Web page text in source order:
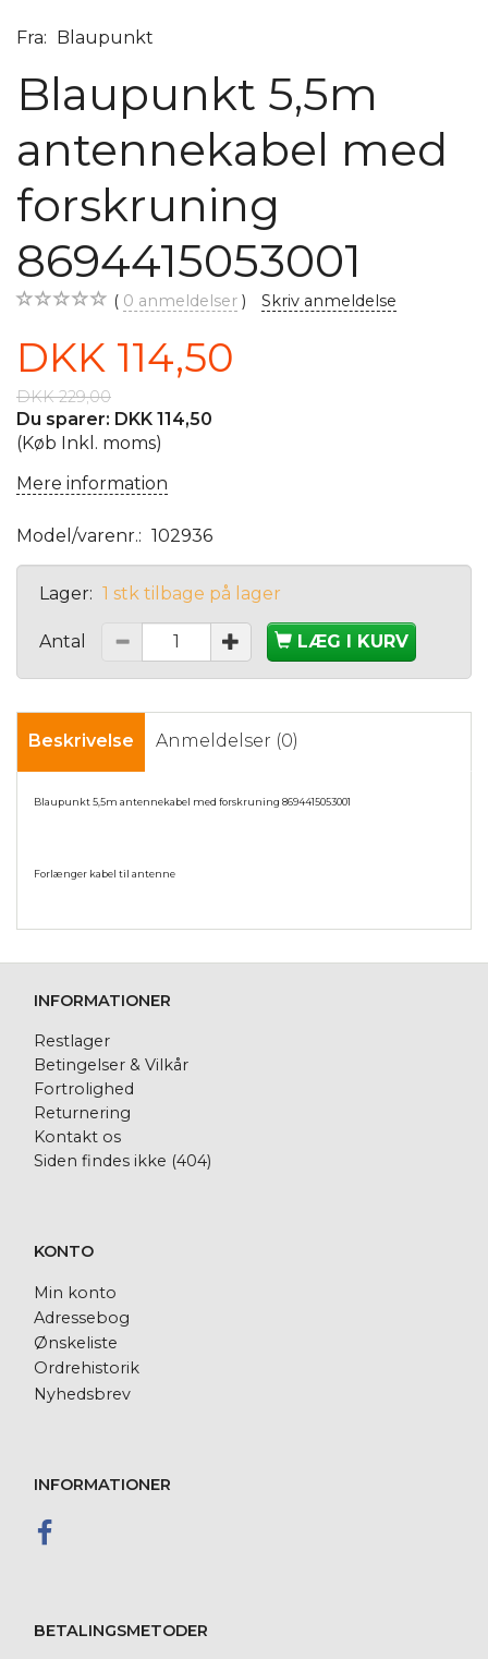
Fra: Blaupunkt
Blaupunkt 5,5m
antennekabel med
forskruning
8694415053001
0 anmeldelser Skriv anmeldelse
DKK 114,50
DKK 229,00
Du sparer: DKK 114,50
(Køb Inkl. moms)
Mere information
Model/varenr.: 102936
Lager: 1 stk tilbage på lager
Antal LÆG I KURV
Beskrivelse Anmeldelser (0)
Blaupunkt 5,5m antennekabel med forskruning 8694415053001
Forlænger kabel til antenne
INFORMATIONER
Restlager
Betingelser & Vilkår
Fortrolighed
Returnering
Kontakt os
Siden findes ikke (404)
KONTO
Min konto
Adressebog
Ønskeliste
Ordrehistorik
Nyhedsbrev
INFORMATIONER
BETALINGSMETODER